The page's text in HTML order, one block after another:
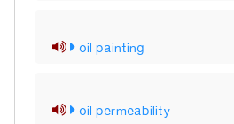
oil painting
oil permeability